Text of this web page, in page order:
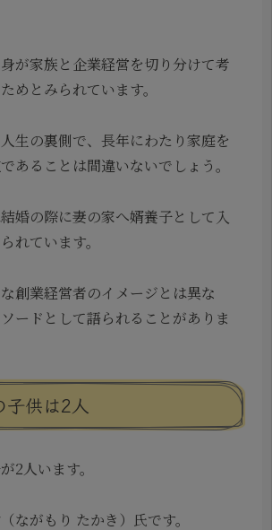
が家族と企業経営を切り分けて考
めとみられています。
生の裏側で、長年にわたり家庭を
あることは間違いないでしょう。
婚の際に妻の家へ婿養子として入
れています。
創業経営者のイメージとは異な
ードとして語られることがありま
子供は2人
2人います。
ながもり たかき）氏です。